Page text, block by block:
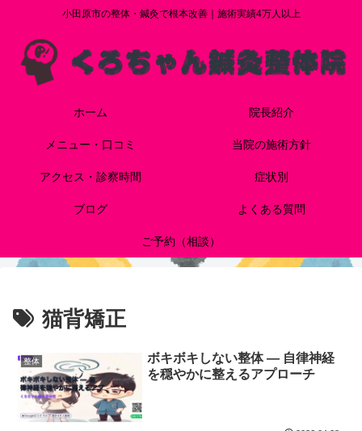
小田原市の整体・鍼灸で根本改善｜施術実績4万人以上
ホーム 院長紹介
メニュー・口コミ 当院の施術方針
アクセス・診察時間 症状別
ブログ よくある質問
ご予約（相談）
猫背矯正
整体
ボキボキしない整体 — 自律神経
を穏やかに整えるアプローチ